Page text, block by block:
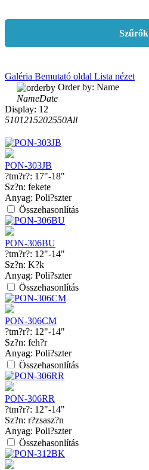
Szűrők
Galéria Bemutató oldal Lista nézet
Order by: Name
NameDate
Display: 12
5101215202550All
PON-303JB
?tm?r?: 17"-18"
Sz?n: fekete
Anyag: Poli?szter
Összehasonlítás
PON-306BU
?tm?r?: 12"-14"
Sz?n: K?k
Anyag: Poli?szter
Összehasonlítás
PON-306CM
?tm?r?: 12"-14"
Sz?n: feh?r
Anyag: Poli?szter
Összehasonlítás
PON-306RR
?tm?r?: 12"-14"
Sz?n: r?zsasz?n
Anyag: Poli?szter
Összehasonlítás